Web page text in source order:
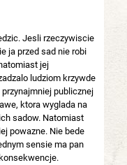
Jesli rzeczywiscie
ja przed sad nie robi
jej
ludziom krzywde
publicznej
ktora wyglada na
sadow. Natomiast
powazne. Nie bede
sensie ma pan